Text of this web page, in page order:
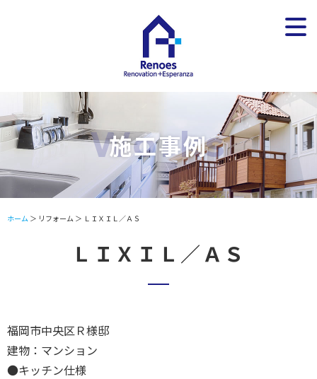
施工事例
ホーム ＞ リフォーム ＞ ＬＩＸＩＬ／ＡＳ
ＬＩＸＩＬ／ＡＳ
福岡市中央区Ｒ様邸
建物：マンション
●キッチン仕様